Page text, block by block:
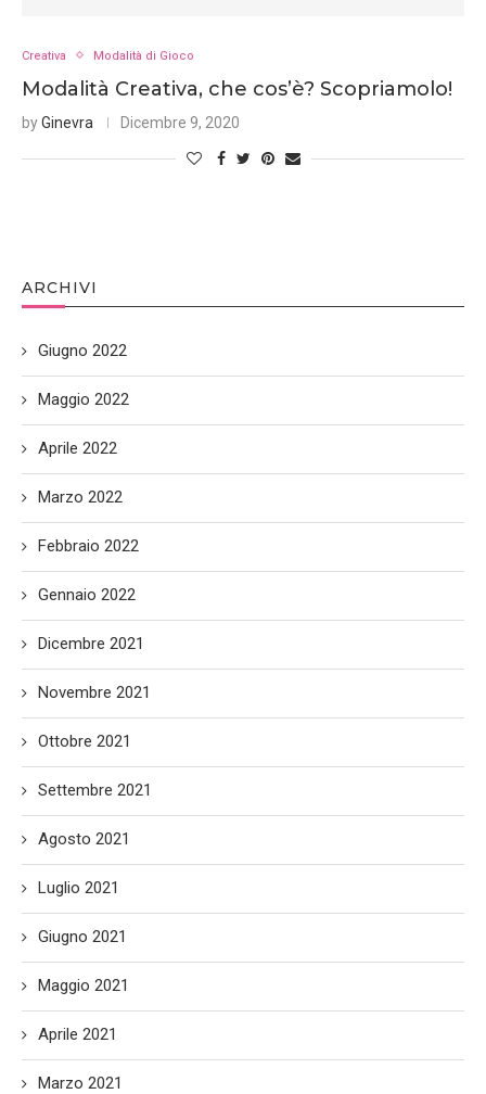
Creativa Modalità di Gioco
Modalità Creativa, che cos’è? Scopriamolo!
byGinevra Dicembre 9, 2020
ARCHIVI
Giugno 2022
Maggio 2022
Aprile 2022
Marzo 2022
Febbraio 2022
Gennaio 2022
Dicembre 2021
Novembre 2021
Ottobre 2021
Settembre 2021
Agosto 2021
Luglio 2021
Giugno 2021
Maggio 2021
Aprile 2021
Marzo 2021